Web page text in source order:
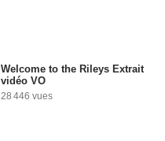
Welcome to the Rileys Extrait
vidéo VO
28 446 vues